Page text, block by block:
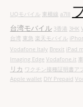
UQモバイル 東横線 a7III
台湾モバイル 3香港 3HK
台湾 東急 楽天モバイル
Vodafone Italy Brexit iPad
Imaging Edge Vodafone.it
リカ ワクチン接種証明書ア
Apple wallet DIY Prepaid